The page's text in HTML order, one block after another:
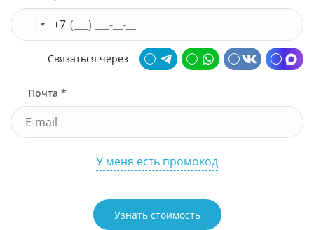
+7
Связаться через
Почта *
У меня есть промокод
Узнать стоимость
Узнать стоимость